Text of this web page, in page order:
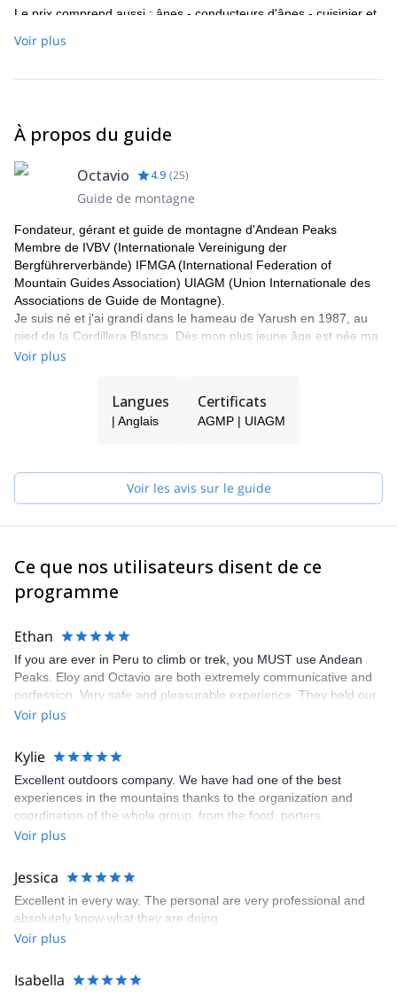
Le prix comprend aussi : ânes - conducteurs d'ânes - cuisinier et
Huaraz - tente pour 2 personnes /// Le prix n'inclut pas :
Huascaran - Droit d'entrée à la Communauté (Huayhuash) -
camping et d'escalade (sac de couchage, chaussures d'escalade,
Voir plus
À propos du guide
Octavio 4.9 (25)
Guide de montagne
Fondateur, gérant et guide de montagne d'Andean Peaks
Membre de IVBV (Internationale Vereinigung der
Bergführerverbände) IFMGA (International Federation of
Mountain Guides Association) UIAGM (Union Internationale des
Associations de Guide de Montagne).
Je suis né et j'ai grandi dans le hameau de Yarush en 1987, au
pied de la Cordillera Blanca. Dès mon plus jeune âge est née ma
passion pour la montagne. En 2003 j'ai commencé en tant
je suis également premier de sa classe.
J'aime faire de l'escalade sportive et ouvrir de nouvelles voies
cordillère blanche.
Voir plus
Langues
| Anglais
Certificats
AGMP | UIAGM
Voir les avis sur le guide
Ce que nos utilisateurs disent de ce
programme
Ethan
If you are ever in Peru to climb or trek, you MUST use Andean
Peaks. Eloy and Octavio are both extremely communicative and
porfession. Very safe and pleasurable experience. They held our
deposit for two years due to us postponing our trip because eof
I can’t think of a better tour operator in Peru.
Voir plus
Kylie
Excellent outdoors company. We have had one of the best
experiences in the mountains thanks to the organization and
coordination of the whole group, from the food, porters,
installation of camps. I would definitely choose them again for any
Voir plus
Jessica
Excellent in every way. The personal are very professional and
absolutely know what they are doing.
Voir plus
Isabella